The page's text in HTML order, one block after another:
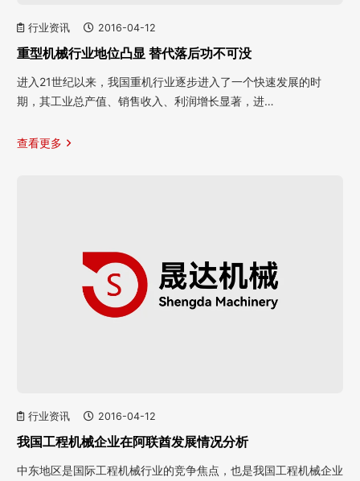
行业资讯 2016-04-12
重型机械行业地位凸显 替代落后功不可没
进入21世纪以来，我国重机行业逐步进入了一个快速发展的时
期，其工业总产值、销售收入、利润增长显著，进…
查看更多
行业资讯 2016-04-12
我国工程机械企业在阿联酋发展情况分析
中东地区是国际工程机械行业的竞争焦点，也是我国工程机械企业